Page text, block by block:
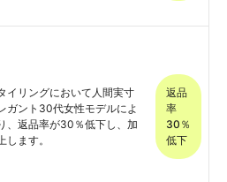
イリングにおいて人間実寸
ガント30代女性モデルによ
、返品率が30％低下し、加
ます。
返品
率
30％
低下